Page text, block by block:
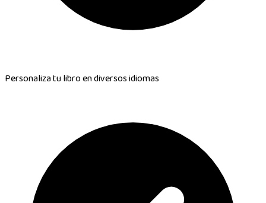
Personaliza tu libro endiversos idiomas